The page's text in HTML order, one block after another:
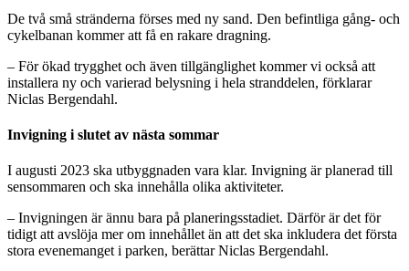
De två små stränderna förses med ny sand. Den befintliga gång- och
cykelbanan kommer att få en rakare dragning.
– För ökad trygghet och även tillgänglighet kommer vi också att
installera ny och varierad belysning i hela stranddelen, förklarar
Niclas Bergendahl.
Invigning i slutet av nästa sommar
I augusti 2023 ska utbyggnaden vara klar. Invigning är planerad till
sensommaren och ska innehålla olika aktiviteter.
– Invigningen är ännu bara på planeringsstadiet. Därför är det för
tidigt att avslöja mer om innehållet än att det ska inkludera det första
stora evenemanget i parken, berättar Niclas Bergendahl.